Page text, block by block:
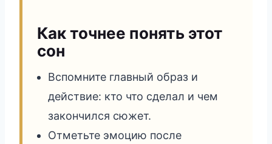
Как точнее понять этот
сон
Вспомните главный образ и
действие: кто что сделал и чем
закончился сюжет.
Отметьте эмоцию после